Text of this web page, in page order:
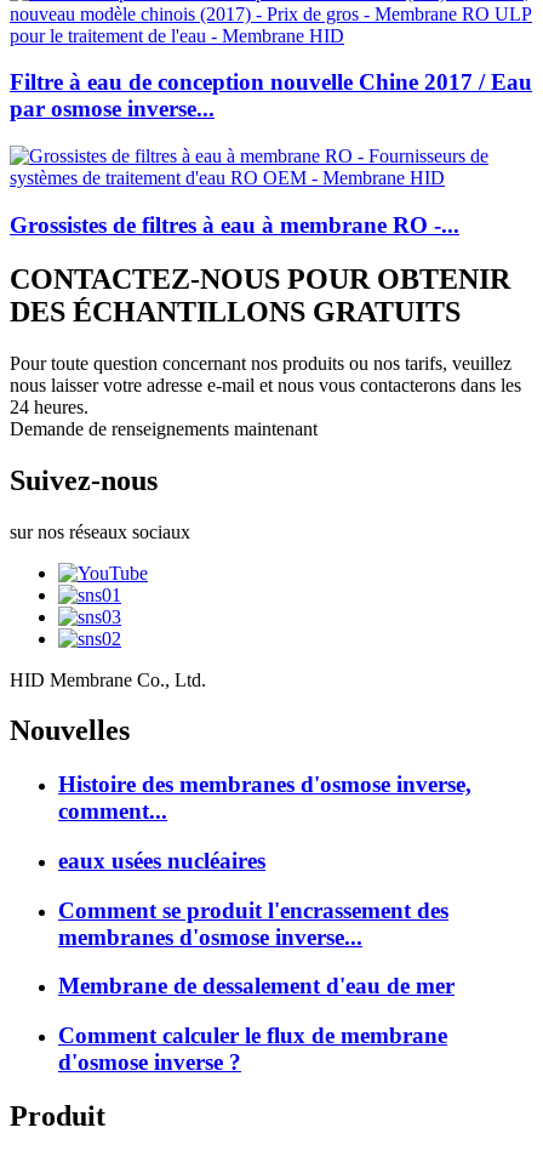
Filtre à eau de conception nouvelle Chine 2017 / Eau
par osmose inverse...
Grossistes de filtres à eau à membrane RO -...
CONTACTEZ-NOUS POUR OBTENIR
DES ÉCHANTILLONS GRATUITS
Pour toute question concernant nos produits ou nos tarifs, veuillez
nous laisser votre adresse e-mail et nous vous contacterons dans les
24 heures.
Demande de renseignements maintenant
Suivez-nous
sur nos réseaux sociaux
HID Membrane Co., Ltd.
Nouvelles
Histoire des membranes d'osmose inverse,
comment...
eaux usées nucléaires
Comment se produit l'encrassement des
membranes d'osmose inverse...
Membrane de dessalement d'eau de mer
Comment calculer le flux de membrane
d'osmose inverse ?
Produit